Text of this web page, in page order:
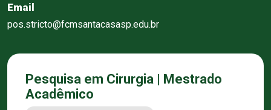
Email
pos.stricto@fcmsantacasasp.edu.br
Pesquisa em Cirurgia | Mestrado
Acadêmico